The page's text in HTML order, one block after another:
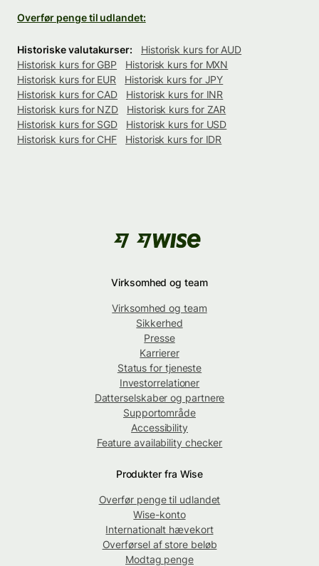
Overfør penge til udlandet:
Historiske valutakurser:
Historisk kurs for AUD
Historisk kurs for GBP
Historisk kurs for MXN
Historisk kurs for EUR
Historisk kurs for JPY
Historisk kurs for CAD
Historisk kurs for INR
Historisk kurs for NZD
Historisk kurs for ZAR
Historisk kurs for SGD
Historisk kurs for USD
Historisk kurs for CHF
Historisk kurs for IDR
Virksomhed og team
Virksomhed og team
Sikkerhed
Presse
Karrierer
Status for tjeneste
Investorrelationer
Datterselskaber og partnere
Supportområde
Accessibility
Feature availability checker
Produkter fra Wise
Overfør penge til udlandet
Wise-konto
Internationalt hævekort
Overførsel af store beløb
Modtag penge